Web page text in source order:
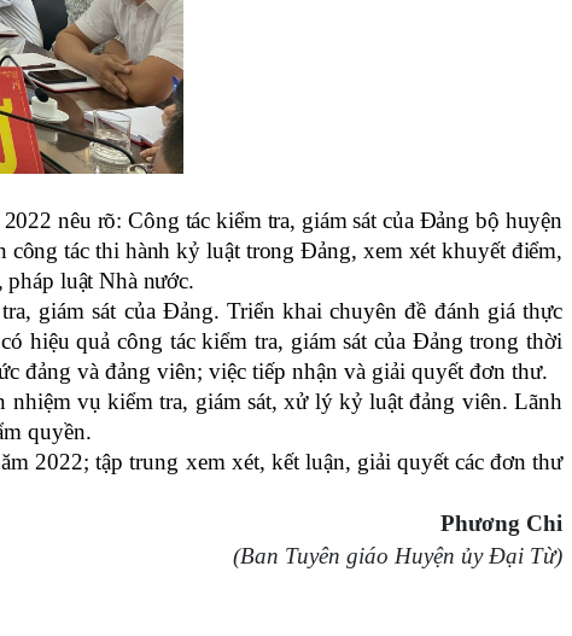
nêu rõ: Công tác kiểm tra, giám sát của Đảng bộ huyện
tác thi hành kỷ luật trong Đảng, xem xét khuyết điểm,
luật Nhà nước.
giám sát của Đảng. Triển khai chuyên đề đánh giá thực
hiệu quả công tác kiểm tra, giám sát của Đảng trong thời
đảng và đảng viên; việc tiếp nhận và giải quyết đơn thư.
nhiệm vụ kiểm tra, giám sát, xử lý kỷ luật đảng viên. Lãnh
quyền.
2022; tập trung xem xét, kết luận, giải quyết các đơn thư
Phương Chi
(Ban Tuyên giáo Huyện ủy Đại Từ)